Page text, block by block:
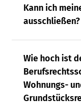
Kann ich
ausschließen?
Wie hoch ist
Wohnungs-